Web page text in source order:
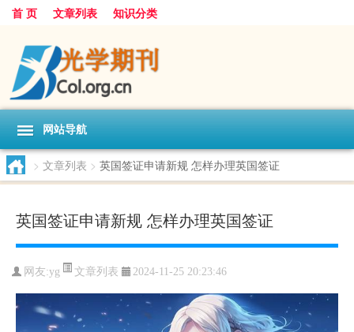
首 页 文章列表 知识分类
网站导航
> 文章列表 > 英国签证申请新规 怎样办理英国签证
英国签证申请新规 怎样办理英国签证
网友:yg 文章列表 2024-11-25 20:23:46